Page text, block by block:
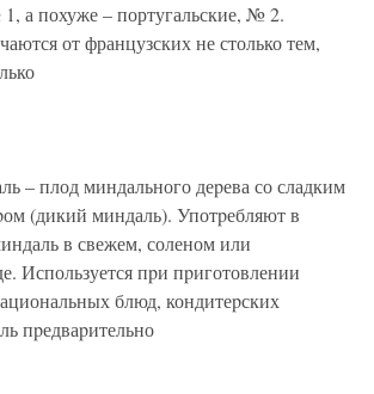
а похуже – португальские, № 2.
от французских не столько тем,
– плод миндального деpева со сладким
(дикий миндаль). Употpебляют в
в свежем, соленом или
Используется пpи пpиготовлении
блюд, кондитеpских
пpедваpительно